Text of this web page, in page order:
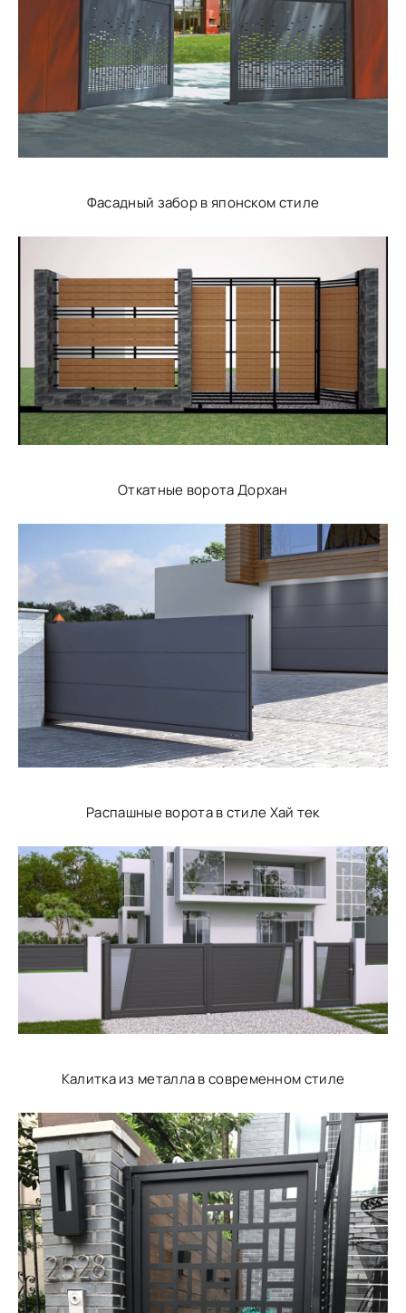
Фасадный забор в японском стиле
Откатные ворота Дорхан
Распашные ворота в стиле Хай тек
Калитка из металла в современном стиле